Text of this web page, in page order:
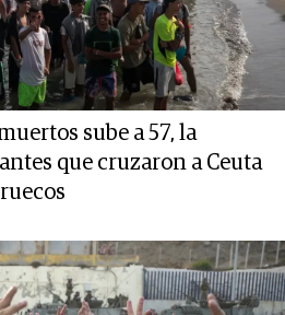
sube a 57, la
que cruzaron a Ceuta